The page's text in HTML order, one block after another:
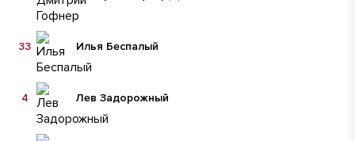
Илья Беспалый
33
Лев Задорожный
4